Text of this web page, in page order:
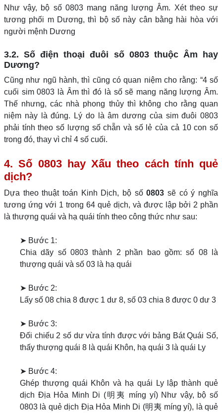
Như vậy, bộ số 0803 mang năng lượng Âm. Xét theo sự
tương phối m Dương, thì bộ số này cân bằng hài hòa với
người mệnh Dương
3.2. Số điện thoại đuôi số 0803 thuộc Âm hay
Dương?
Cũng như ngũ hành, thì cũng có quan niệm cho rằng: “4 số
cuối sim 0803 là Âm thì đó là số sẽ mang năng lượng Âm.
Thế nhưng, các nhà phong thủy thì không cho rằng quan
niệm này là đúng. Lý do là âm dương của sim đuôi 0803
phải tính theo số lượng số chẵn và số lẻ của cả 10 con số
trong đó, thay vì chỉ 4 số cuối.
4. Số 0803 hay Xấu theo cách tính quẻ
dịch?
Dựa theo thuật toán Kinh Dịch, bộ số0803 sẽ có ý nghĩa
tương ứng với 1 trong 64 quẻ dịch, và được lập bởi 2 phần
là thượng quái và hạ quái tính theo công thức như sau:
➤ Bước 1:
Chia dãy số 0803 thành 2 phần bao gồm: số 08 là
thượng quái và số 03 là hạ quái
➤ Bước 2:
Lấy số 08 chia 8 được 1 dư 8, số 03 chia 8 được 0 dư 3
➤ Bước 3:
Đối chiếu 2 số dư vừa tính được với bảng Bát Quái Số,
thấy thượng quái 8 là quái Khôn, hạ quái 3 là quái Ly
➤ Bước 4:
Ghép thượng quái Khôn và hạ quái Ly lập thành quẻ
dịch Địa Hỏa Minh Di (明夷 míng yí) Như vậy, bộ số
0803 là quẻ dịch Địa Hỏa Minh Di (明夷 míng yí), là quẻ